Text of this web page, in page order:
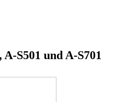
S501 und A-S701